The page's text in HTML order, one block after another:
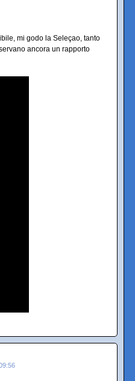
mi godo la Seleçao, tanto
ancora un rapporto